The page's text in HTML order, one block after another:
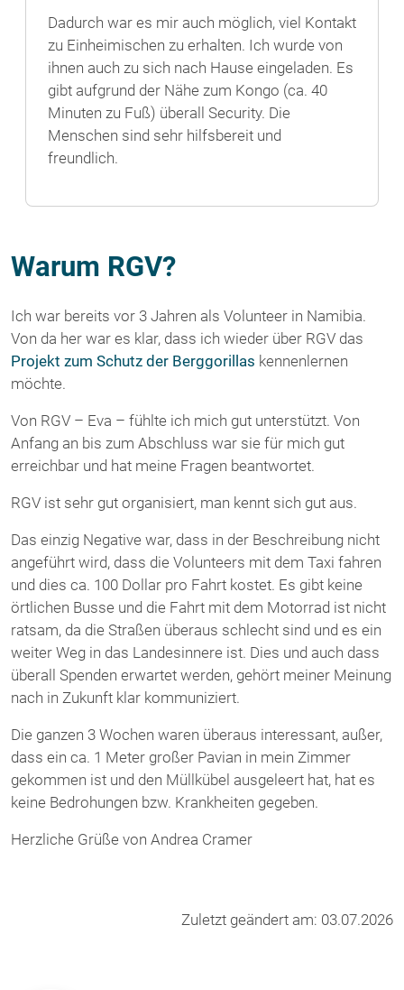
Dadurch war es mir auch möglich, viel Kontakt
zu Einheimischen zu erhalten. Ich wurde von
ihnen auch zu sich nach Hause eingeladen. Es
gibt aufgrund der Nähe zum Kongo (ca. 40
Minuten zu Fuß) überall Security. Die
Menschen sind sehr hilfsbereit und
freundlich.
Warum RGV?
Ich war bereits vor 3 Jahren als Volunteer in Namibia.
Von da her war es klar, dass ich wieder über RGV das
Projekt zum Schutz der Berggorillas kennenlernen
möchte.
Von RGV – Eva – fühlte ich mich gut unterstützt. Von
Anfang an bis zum Abschluss war sie für mich gut
erreichbar und hat meine Fragen beantwortet.
RGV ist sehr gut organisiert, man kennt sich gut aus.
Das einzig Negative war, dass in der Beschreibung nicht
angeführt wird, dass die Volunteers mit dem Taxi fahren
und dies ca. 100 Dollar pro Fahrt kostet. Es gibt keine
örtlichen Busse und die Fahrt mit dem Motorrad ist nicht
ratsam, da die Straßen überaus schlecht sind und es ein
weiter Weg in das Landesinnere ist. Dies und auch dass
überall Spenden erwartet werden, gehört meiner Meinung
nach in Zukunft klar kommuniziert.
Die ganzen 3 Wochen waren überaus interessant, außer,
dass ein ca. 1 Meter großer Pavian in mein Zimmer
gekommen ist und den Müllkübel ausgeleert hat, hat es
keine Bedrohungen bzw. Krankheiten gegeben.
Herzliche Grüße von Andrea Cramer
Zuletzt geändert am: 03.07.2026